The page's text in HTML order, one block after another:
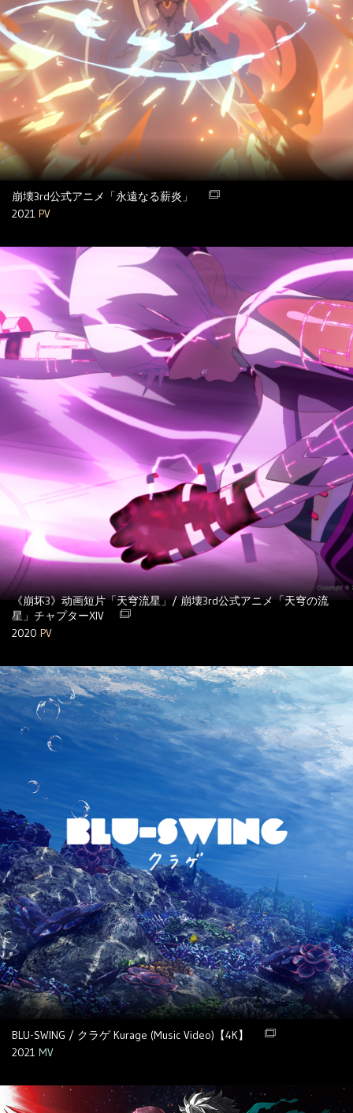
崩壊3rd公式アニメ「永遠なる薪炎」
2021 PV
《崩坏3》动画短片「天穹流星」/ 崩壊3rd公式アニメ「天穹の流
星」チャプターXIV
2020 PV
BLU-SWING / クラゲ Kurage (Music Video)【4K】
2021 MV